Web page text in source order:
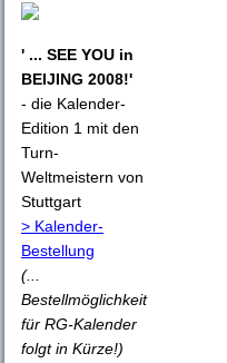
' ... SEE YOU in
BEIJING 2008!'
- die Kalender-
Edition 1 mit den
Turn-
Weltmeistern von
Stuttgart
> Kalender-
Bestellung
(...
Bestellmöglichkeit
für RG-Kalender
folgt in Kürze!)